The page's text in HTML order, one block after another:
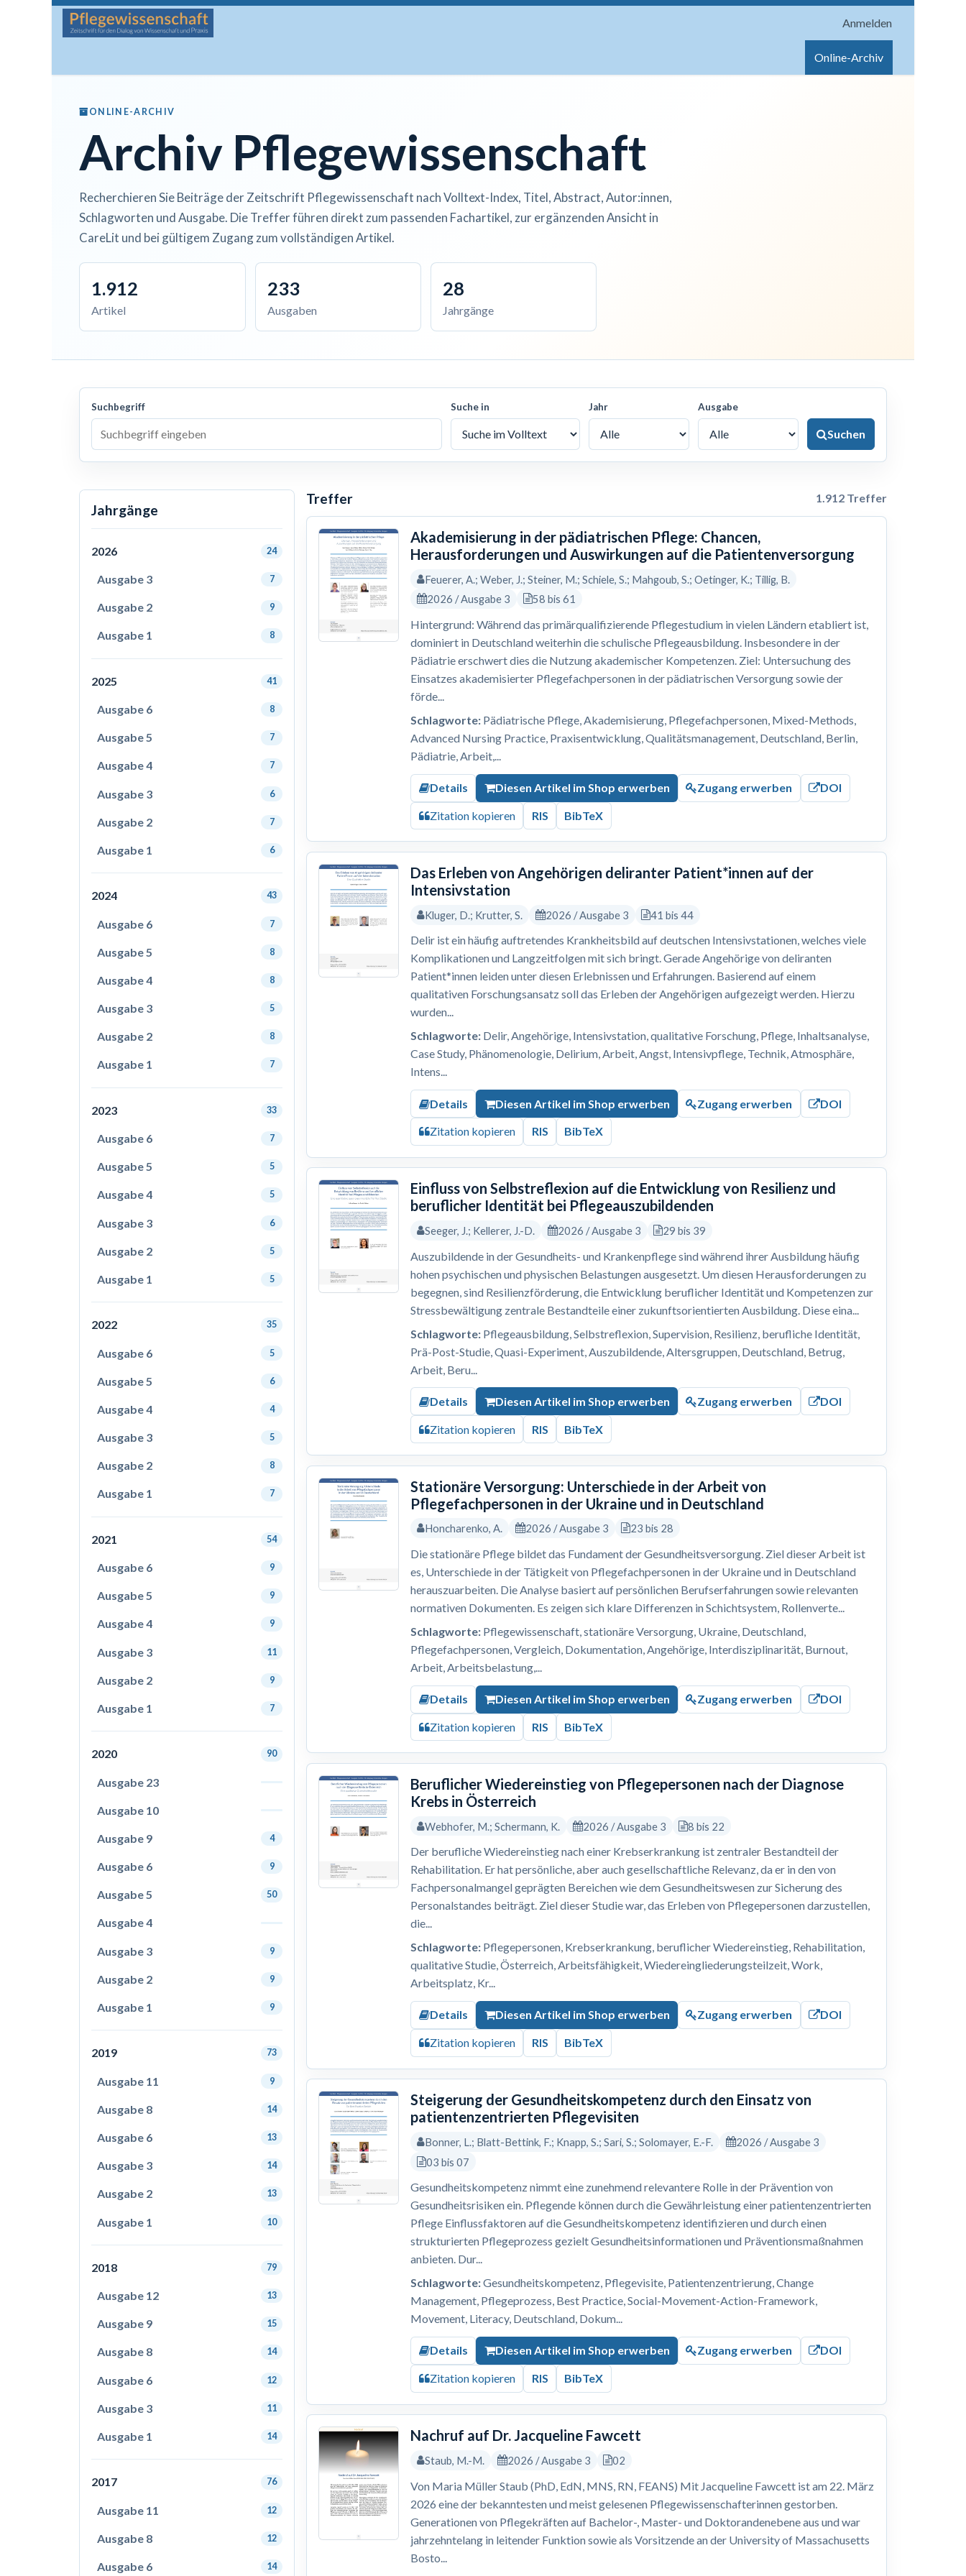
Zum Inhalt springen
Anmelden
Online-Archiv
ONLINE-ARCHIV
Archiv Pflegewissenschaft
Recherchieren Sie Beiträge der Zeitschrift Pflegewissenschaft nach Volltext-Index, Titel, Abstract, Autor:innen,
Schlagworten und Ausgabe. Die Treffer führen direkt zum passenden Fachartikel, zur ergänzenden Ansicht in
CareLit und bei gültigem Zugang zum vollständigen Artikel.
1.912
Artikel
233
Ausgaben
28
Jahrgänge
Suchbegriff Suche in Jahr Ausgabe
Suchen
Jahrgänge
2026 24
Ausgabe 3 7
Ausgabe 2 9
Ausgabe 1 8
2025 41
Ausgabe 6 8
Ausgabe 5 7
Ausgabe 4 7
Ausgabe 3 6
Ausgabe 2 7
Ausgabe 1 6
2024 43
Ausgabe 6 7
Ausgabe 5 8
Ausgabe 4 8
Ausgabe 3 5
Ausgabe 2 8
Ausgabe 1 7
2023 33
Ausgabe 6 7
Ausgabe 5 5
Ausgabe 4 5
Ausgabe 3 6
Ausgabe 2 5
Ausgabe 1 5
2022 35
Ausgabe 6 5
Ausgabe 5 6
Ausgabe 4 4
Ausgabe 3 5
Ausgabe 2 8
Ausgabe 1 7
2021 54
Ausgabe 6 9
Ausgabe 5 9
Ausgabe 4 9
Ausgabe 3 11
Ausgabe 2 9
Ausgabe 1 7
2020 90
Ausgabe 23
Ausgabe 10
Ausgabe 9 4
Ausgabe 6 9
Ausgabe 5 50
Ausgabe 4
Ausgabe 3 9
Ausgabe 2 9
Ausgabe 1 9
2019 73
Ausgabe 11 9
Ausgabe 8 14
Ausgabe 6 13
Ausgabe 3 14
Ausgabe 2 13
Ausgabe 1 10
2018 79
Ausgabe 12 13
Ausgabe 9 15
Ausgabe 8 14
Ausgabe 6 12
Ausgabe 3 11
Ausgabe 1 14
2017 76
Ausgabe 11 12
Ausgabe 8 12
Ausgabe 6 14
Treffer 1.912 Treffer
Akademisierung in der pädiatrischen Pflege: Chancen,
Herausforderungen und Auswirkungen auf die Patientenversorgung
Feuerer, A.; Weber, J.; Steiner, M.; Schiele, S.; Mahgoub, S.; Oetinger, K.; Tillig, B.
2026 / Ausgabe 3
58 bis 61
Hintergrund: Während das primärqualifizierende Pflegestudium in vielen Ländern etabliert ist,
dominiert in Deutschland weiterhin die schulische Pflegeausbildung. Insbesondere in der
Pädiatrie erschwert dies die Nutzung akademischer Kompetenzen. Ziel: Untersuchung des
Einsatzes akademisierter Pflegefachpersonen in der pädiatrischen Versorgung sowie der
förde...
Schlagworte: Pädiatrische Pflege, Akademisierung, Pflegefachpersonen, Mixed-Methods,
Advanced Nursing Practice, Praxisentwicklung, Qualitätsmanagement, Deutschland, Berlin,
Pädiatrie, Arbeit,...
Details Diesen Artikel im Shop erwerben Zugang erwerben DOI
Zitation kopieren RIS BibTeX
Das Erleben von Angehörigen deliranter Patient*innen auf der
Intensivstation
Kluger, D.; Krutter, S. 2026 / Ausgabe 3 41 bis 44
Delir ist ein häufig auftretendes Krankheitsbild auf deutschen Intensivstationen, welches viele
Komplikationen und Langzeitfolgen mit sich bringt. Gerade Angehörige von deliranten
Patient*innen leiden unter diesen Erlebnissen und Erfahrungen. Basierend auf einem
qualitativen Forschungsansatz soll das Erleben der Angehörigen aufgezeigt werden. Hierzu
wurden...
Schlagworte: Delir, Angehörige, Intensivstation, qualitative Forschung, Pflege, Inhaltsanalyse,
Case Study, Phänomenologie, Delirium, Arbeit, Angst, Intensivpflege, Technik, Atmosphäre,
Intens...
Details Diesen Artikel im Shop erwerben Zugang erwerben DOI
Zitation kopieren RIS BibTeX
Einfluss von Selbstreflexion auf die Entwicklung von Resilienz und
beruflicher Identität bei Pflegeauszubildenden
Seeger, J.; Kellerer, J.-D. 2026 / Ausgabe 3 29 bis 39
Auszubildende in der Gesundheits- und Krankenpflege sind während ihrer Ausbildung häufig
hohen psychischen und physischen Belastungen ausgesetzt. Um diesen Herausforderungen zu
begegnen, sind Resilienzförderung, die Entwicklung beruflicher Identität und Kompetenzen zur
Stressbewältigung zentrale Bestandteile einer zukunftsorientierten Ausbildung. Diese eina...
Schlagworte: Pflegeausbildung, Selbstreflexion, Supervision, Resilienz, berufliche Identität,
Prä-Post-Studie, Quasi-Experiment, Auszubildende, Altersgruppen, Deutschland, Betrug,
Arbeit, Beru...
Details Diesen Artikel im Shop erwerben Zugang erwerben DOI
Zitation kopieren RIS BibTeX
Stationäre Versorgung: Unterschiede in der Arbeit von
Pflegefachpersonen in der Ukraine und in Deutschland
Honcharenko, A. 2026 / Ausgabe 3 23 bis 28
Die stationäre Pflege bildet das Fundament der Gesundheitsversorgung. Ziel dieser Arbeit ist
es, Unterschiede in der Tätigkeit von Pflegefachpersonen in der Ukraine und in Deutschland
herauszuarbeiten. Die Analyse basiert auf persönlichen Berufserfahrungen sowie relevanten
normativen Dokumenten. Es zeigen sich klare Differenzen in Schichtsystem, Rollenverte...
Schlagworte: Pflegewissenschaft, stationäre Versorgung, Ukraine, Deutschland,
Pflegefachpersonen, Vergleich, Dokumentation, Angehörige, Interdisziplinarität, Burnout,
Arbeit, Arbeitsbelastung,...
Details Diesen Artikel im Shop erwerben Zugang erwerben DOI
Zitation kopieren RIS BibTeX
Beruflicher Wiedereinstieg von Pflegepersonen nach der Diagnose
Krebs in Österreich
Webhofer, M.; Schermann, K. 2026 / Ausgabe 3 8 bis 22
Der berufliche Wiedereinstieg nach einer Krebserkrankung ist zentraler Bestandteil der
Rehabilitation. Er hat persönliche, aber auch gesellschaftliche Relevanz, da er in den von
Fachpersonalmangel geprägten Bereichen wie dem Gesundheitswesen zur Sicherung des
Personalstandes beiträgt. Ziel dieser Studie war, das Erleben von Pflegepersonen darzustellen,
die...
Schlagworte: Pflegepersonen, Krebserkrankung, beruflicher Wiedereinstieg, Rehabilitation,
qualitative Studie, Österreich, Arbeitsfähigkeit, Wiedereingliederungsteilzeit, Work,
Arbeitsplatz, Kr...
Details Diesen Artikel im Shop erwerben Zugang erwerben DOI
Zitation kopieren RIS BibTeX
Steigerung der Gesundheitskompetenz durch den Einsatz von
patientenzentrierten Pflegevisiten
Bonner, L.; Blatt-Bettink, F.; Knapp, S.; Sari, S.; Solomayer, E.-F.
2026 / Ausgabe 3
03 bis 07
Gesundheitskompetenz nimmt eine zunehmend relevantere Rolle in der Prävention von
Gesundheitsrisiken ein. Pflegende können durch die Gewährleistung einer patientenzentrierten
Pflege Einflussfaktoren auf die Gesundheitskompetenz identifizieren und durch einen
strukturierten Pflegeprozess gezielt Gesundheitsinformationen und Präventionsmaßnahmen
anbieten. Dur...
Schlagworte:Gesundheitskompetenz, Pflegevisite, Patientenzentrierung, Change
Management, Pflegeprozess, Best Practice, Social-Movement-Action-Framework,
Movement, Literacy, Deutschland, Dokum...
Details Diesen Artikel im Shop erwerben Zugang erwerben DOI
Zitation kopieren RIS BibTeX
Nachruf auf Dr. Jacqueline Fawcett
Staub, M.-M. 2026 / Ausgabe 3 02
Von Maria Müller Staub (PhD, EdN, MNS, RN, FEANS) Mit Jacqueline Fawcett ist am 22. März
2026 eine der bekanntesten und meist gelesenen Pflegewissenschafterinnen gestorben.
Generationen von Pflegekräften auf Bachelor-, Master- und Doktorandenebene aus und war
jahrzehntelang in leitender Funktion sowie als Vorsitzende an der University of Massachusetts
Bosto...